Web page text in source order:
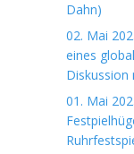
Dahn)
02. Mai
eines
Diskussion
01. Mai